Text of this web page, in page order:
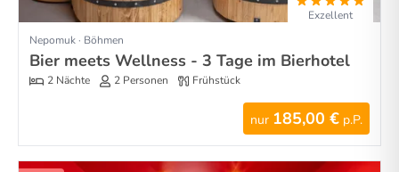
Exzellent
Nepomuk · Böhmen
Bier meets Wellness - 3 Tage im Bierhotel
2 Nächte 2 Personen Frühstück
nur 185,00 € p.P.